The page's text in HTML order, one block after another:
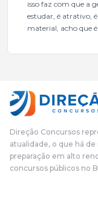
isso faz com que a
estudar, é atrativo,
material, acho que
mais excelentes
fundamental na
pudesse enxergar o
das aulas
o aluno, além de ter
fazendo um
complicado, é uma
terem feito isso é
Direção Concursos
atualidade, o que há
preparação em alto
concursos públicos no